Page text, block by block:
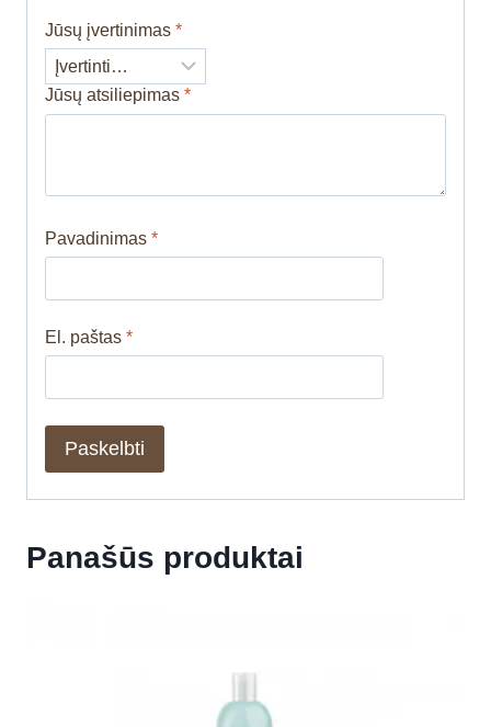
Jūsų įvertinimas *
Jūsų atsiliepimas *
Pavadinimas *
El. paštas *
Panašūs produktai